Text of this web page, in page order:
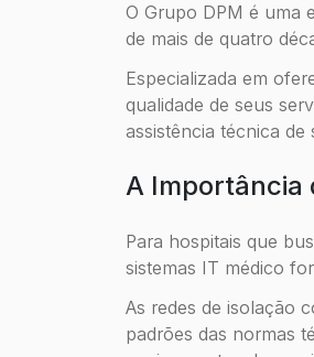
O Grupo DPM é uma
de mais de quatro
Especializada em
qualidade de seus
assistência técnica de
A Importância
Para hospitais que
sistemas IT médico
As redes de isolação
padrões das normas